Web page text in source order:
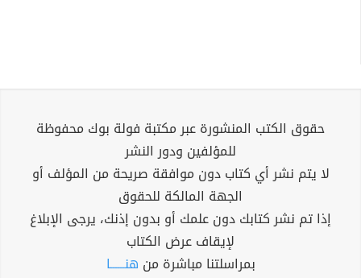
حقوق الكتب المنشورة عبر مكتبة فولة بوك محفوظة
للمؤلفين ودور النشر
لا يتم نشر أي كتاب دون موافقة صريحة من المؤلف أو
الجهة المالكة للحقوق
إذا تم نشر كتابك دون علمك أو بدون إذنك، يرجى الإبلاغ
لإيقاف عرض الكتاب
بمراسلتنا مباشرة من هنــــــا